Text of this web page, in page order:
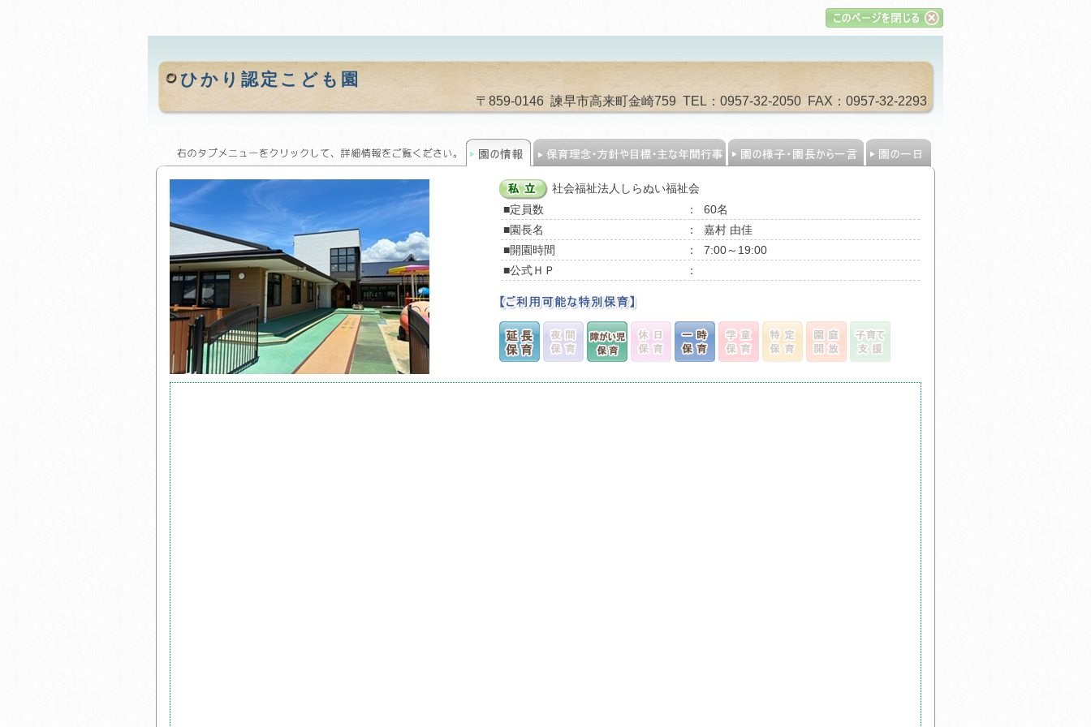
ひかり認定こども園
〒859-0146 諫早市高来町金崎759 TEL：0957-32-2050 FAX：0957-32-2293
社会福祉法人しらぬい福祉会
■定員数
：
60名
■園長名
：
嘉村 由佳
■開園時間
：
7:00～19:00
■公式ＨＰ
：